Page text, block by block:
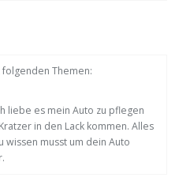
Themen:
liebe es mein Auto zu pflegen
in den Lack kommen. Alles
wissen musst um dein Auto